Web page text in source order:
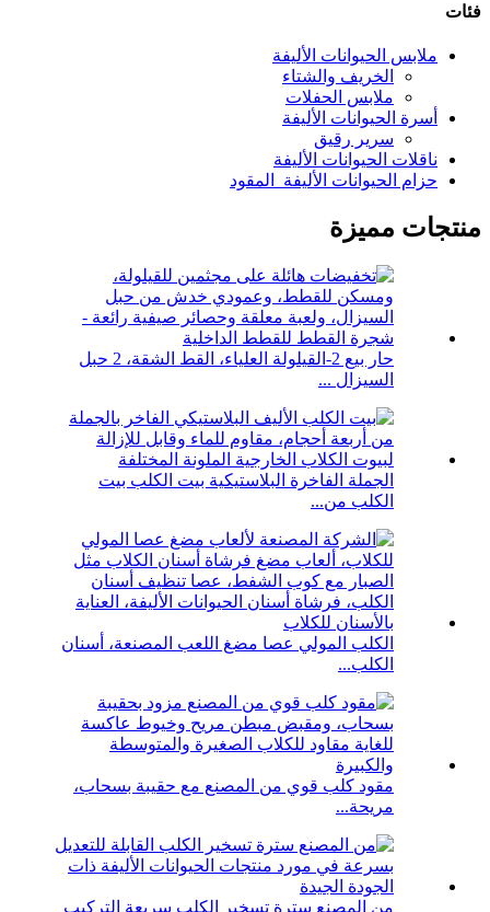
فئات
ملابس الحيوانات الأليفة
الخريف والشتاء
ملابس الحفلات
أسرة الحيوانات الأليفة
سرير رقيق
ناقلات الحيوانات الأليفة
حزام الحيوانات الأليفة_المقود
منتجات مميزة
حار بيع 2-القيلولة العلياء، القط الشقة، 2 حبل
السيزال ...
الجملة الفاخرة البلاستيكية بيت الكلب بيت
الكلب من...
الكلب المولي عصا مضغ اللعب المصنعة، أسنان
الكلب...
مقود كلب قوي من المصنع مع حقيبة بسحاب،
مريحة...
من المصنع سترة تسخير الكلب سريعة التركيب